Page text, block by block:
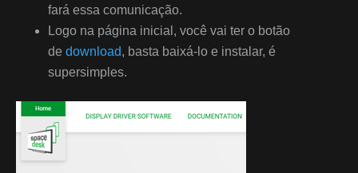
fará essa comunicação.
Logo na página inicial, você vai ter o botão
de download, basta baixá-lo e instalar, é
supersimples.